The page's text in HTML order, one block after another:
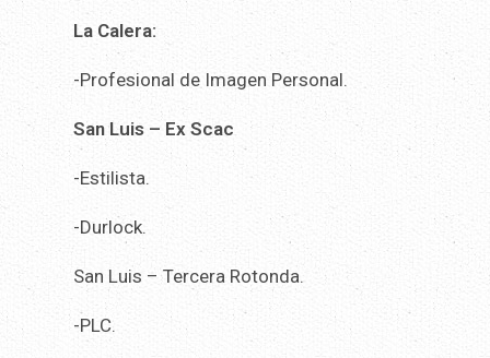
La Calera:
-Profesional de Imagen Personal.
San Luis – Ex Scac
-Estilista.
-Durlock.
San Luis – Tercera Rotonda.
-PLC.